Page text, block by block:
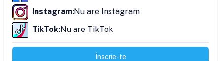
Instagram:Nu are Instagram
TikTok:Nu are TikTok
Înscrie-te